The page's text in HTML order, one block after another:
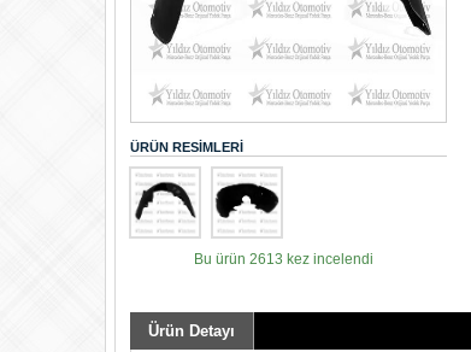
ÜRÜN RESIMLERI
Bu ürün 2613 kez incelendi
Ürün Detayı